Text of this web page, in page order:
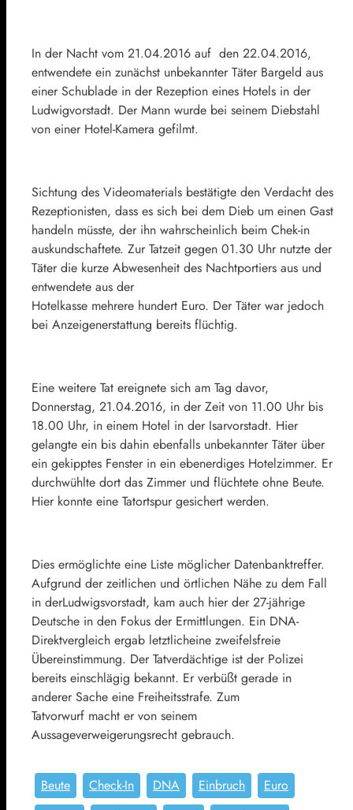
In der Nacht vom 21.04.2016 auf den 22.04.2016,
entwendete ein zunächst unbekannter Täter Bargeld aus
einer Schublade in der Rezeption eines Hotels in der
Ludwigvorstadt. Der Mann wurde bei seinem Diebstahl
von einer Hotel-Kamera gefilmt.
Sichtung des Videomaterials bestätigte den Verdacht des
Rezeptionisten, dass es sich bei dem Dieb um einen Gast
handeln müsste, der ihn wahrscheinlich beim Chek-in
auskundschaftete. Zur Tatzeit gegen 01.30 Uhr nutzte der
Täter die kurze Abwesenheit des Nachtportiers aus und
entwendete aus der
Hotelkasse mehrere hundert Euro. Der Täter war jedoch
bei Anzeigenerstattung bereits flüchtig.
Eine weitere Tat ereignete sich am Tag davor,
Donnerstag, 21.04.2016, in der Zeit von 11.00 Uhr bis
18.00 Uhr, in einem Hotel in der Isarvorstadt. Hier
gelangte ein bis dahin ebenfalls unbekannter Täter über
ein gekipptes Fenster in ein ebenerdiges Hotelzimmer. Er
durchwühlte dort das Zimmer und flüchtete ohne Beute.
Hier konnte eine Tatortspur gesichert werden.
Dies ermöglichte eine Liste möglicher Datenbanktreffer.
Aufgrund der zeitlichen und örtlichen Nähe zu dem Fall
in derLudwigsvorstadt, kam auch hier der 27-jährige
Deutsche in den Fokus der Ermittlungen. Ein DNA-
Direktvergleich ergab letztlicheine zweifelsfreie
Übereinstimmung. Der Tatverdächtige ist der Polizei
bereits einschlägig bekannt. Er verbüßt gerade in
anderer Sache eine Freiheitsstrafe. Zum
Tatvorwurf macht er von seinem
Aussageverweigerungsrecht gebrauch.
Beute Check-In DNA Einbruch
Euro